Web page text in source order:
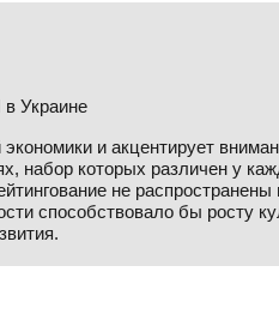
Украине
и акцентирует
набор которых различен у
не
способствовало бы росту